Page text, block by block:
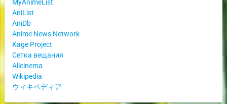
MyAnimeList
AniList
AniDb
Anime News Network
Kage Project
Сетка вещания
Allcinema
Wikipedia
ウィキペディア